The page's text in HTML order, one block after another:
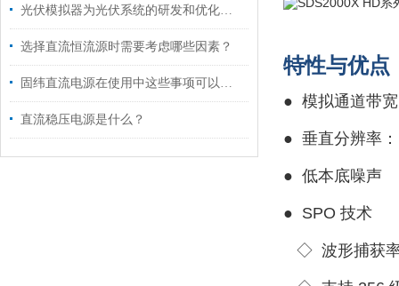
光伏模拟器为光伏系统的研发和优化提供了高效的工具
选择直流恒流源时需要考虑哪些因素？
固纬直流电源在使用中这些事项可以注意了
直流稳压电源是什么？
特性与优点
● 模拟通道带
● 垂直分辨率
● 低本底噪声
● SPO 技术
◇ 波形捕获